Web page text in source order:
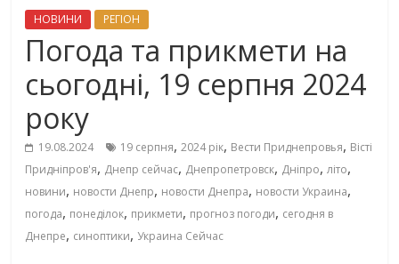
НОВИНИ РЕГІОН
Погода та прикмети на
сьогодні, 19 серпня 2024
року
19.08.2024 19 серпня,2024 рік, Вести Приднепровья, Вісті
Придніпров'я, Днепр сейчас, Днепропетровск, Дніпро,літо,
новини, новости Днепр, новости Днепра, новости Украина,
погода, понеділок, прикмети, прогноз погоди, сегодня в
Днепре, синоптики, Украина Сейчас